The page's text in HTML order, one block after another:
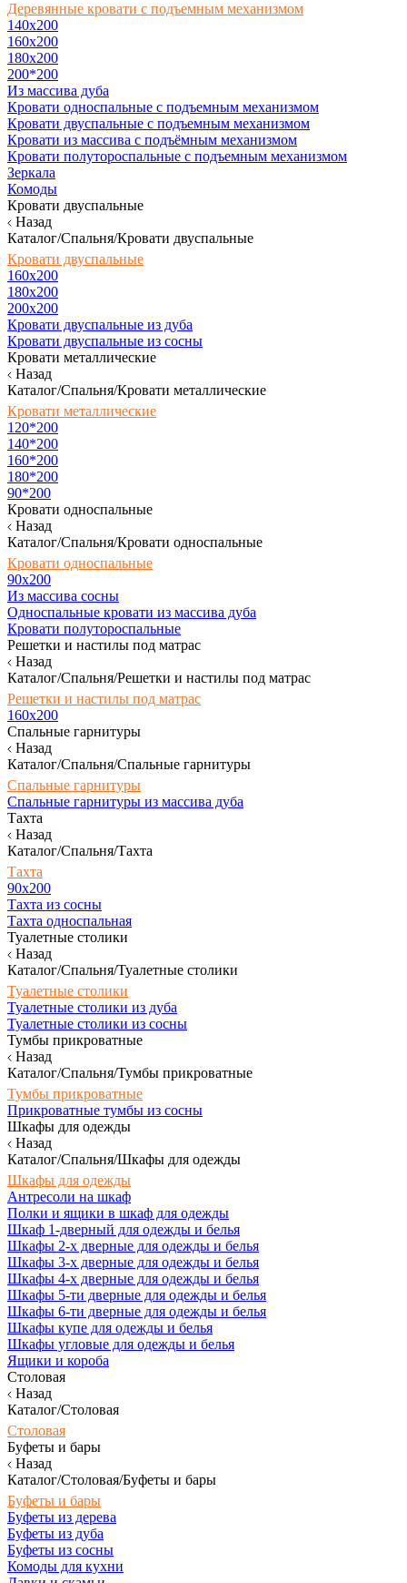
Деревянные кровати с подъемным механизмом
140x200
160х200
180х200
200*200
Из массива дуба
Кровати односпальные с подъемным механизмом
Кровати двуспальные с подъемным механизмом
Кровати из массива с подъёмным механизмом
Кровати полутороспальные с подъемным механизмом
Зеркала
Комоды
Кровати двуспальные
Назад
Каталог/Спальня/Кровати двуспальные
Кровати двуспальные
160х200
180x200
200x200
Кровати двуспальные из дуба
Кровати двуспальные из сосны
Кровати металлические
Назад
Каталог/Спальня/Кровати металлические
Кровати металлические
120*200
140*200
160*200
180*200
90*200
Кровати односпальные
Назад
Каталог/Спальня/Кровати односпальные
Кровати односпальные
90х200
Из массива сосны
Односпальные кровати из массива дуба
Кровати полутороспальные
Решетки и настилы под матрас
Назад
Каталог/Спальня/Решетки и настилы под матрас
Решетки и настилы под матрас
160х200
Спальные гарнитуры
Назад
Каталог/Спальня/Спальные гарнитуры
Спальные гарнитуры
Спальные гарнитуры из массива дуба
Тахта
Назад
Каталог/Спальня/Тахта
Тахта
90х200
Тахта из сосны
Тахта односпальная
Туалетные столики
Назад
Каталог/Спальня/Туалетные столики
Туалетные столики
Туалетные столики из дуба
Туалетные столики из сосны
Тумбы прикроватные
Назад
Каталог/Спальня/Тумбы прикроватные
Тумбы прикроватные
Прикроватные тумбы из сосны
Шкафы для одежды
Назад
Каталог/Спальня/Шкафы для одежды
Шкафы для одежды
Антресоли на шкаф
Полки и ящики в шкаф для одежды
Шкаф 1-дверный для одежды и белья
Шкафы 2-х дверные для одежды и белья
Шкафы 3-х дверные для одежды и белья
Шкафы 4-х дверные для одежды и белья
Шкафы 5-ти дверные для одежды и белья
Шкафы 6-ти дверные для одежды и белья
Шкафы купе для одежды и белья
Шкафы угловые для одежды и белья
Ящики и короба
Столовая
Назад
Каталог/Столовая
Столовая
Буфеты и бары
Назад
Каталог/Столовая/Буфеты и бары
Буфеты и бары
Буфеты из дерева
Буфеты из дуба
Буфеты из сосны
Комоды для кухни